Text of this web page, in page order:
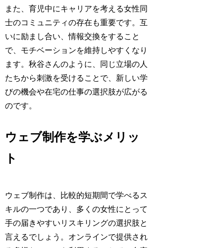
また、育児中にキャリアを考える女性同
士のコミュニティの存在も重要です。互
いに励まし合い、情報交換をすること
で、モチベーションを維持しやすくなり
ます。秋谷さんのように、同じ立場の人
たちから刺激を受けることで、新しい学
びの機会や在宅の仕事の選択肢が広がる
のです。
ウェブ制作を学ぶメリッ
ト
ウェブ制作は、比較的短期間で学べるス
キルの一つであり、多くの女性にとって
手の届きやすいリスキリングの選択肢と
言えるでしょう。オンラインで提供され